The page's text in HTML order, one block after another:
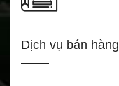
Dịch vụ bán hàng